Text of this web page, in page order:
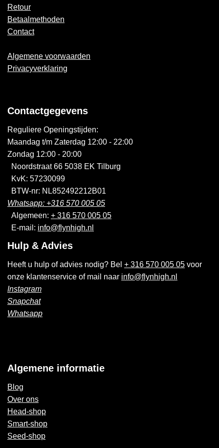
Retour
Betaalmethoden
Contact
Algemene voorwaarden
Privacyverklaring
Contactgegevens
Reguliere Openingstijden:
Maandag t/m Zaterdag 12:00 - 22:00
Zondag 12:00 - 20:00
Noordstraat 66 5038 EK Tilburg
KvK: 57230099
BTW-nr: NL852492212B01
Whatsapp: +316 570 005 05
Algemeen: + 316 570 005 05
E-mail: info@flynhigh.nl
Hulp & Advies
Heeft u hulp of advies nodig? Bel + 316 570 005 05 voor
onze klantenservice of mail naar info@flynhigh.nl
Instagram
Snapchat
Whatsapp
Algemene informatie
Blog
Over ons
Head-shop
Smart-shop
Seed-shop